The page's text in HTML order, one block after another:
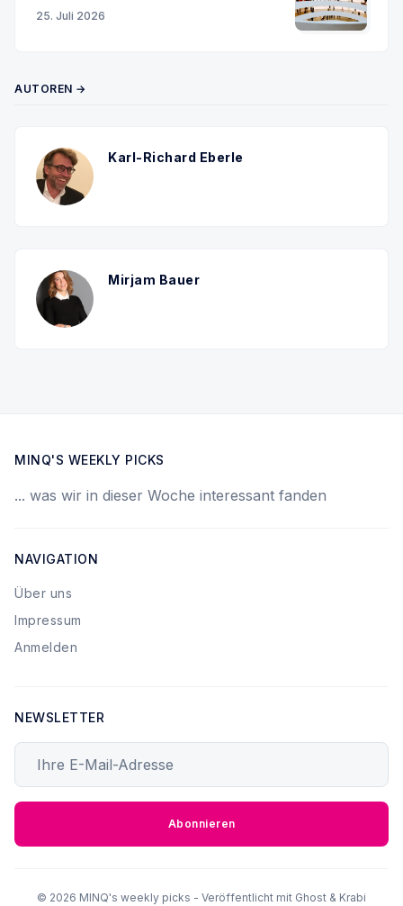
25. Juli 2026
AUTOREN →
Karl-Richard Eberle
Mirjam Bauer
MINQ'S WEEKLY PICKS
... was wir in dieser Woche interessant fanden
NAVIGATION
Über uns
Impressum
Anmelden
NEWSLETTER
Abonnieren
© 2026 MINQ's weekly picks - Veröffentlicht mit Ghost & Krabi